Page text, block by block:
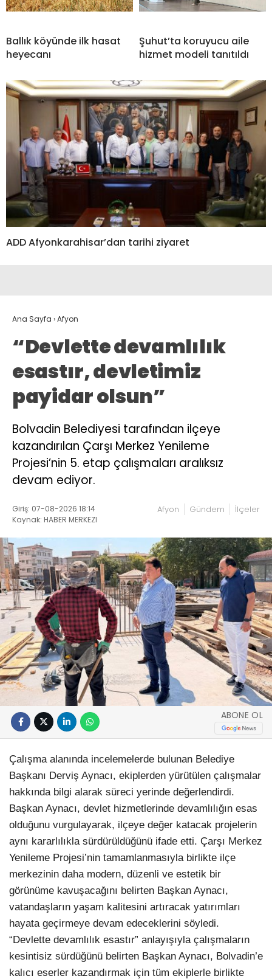
Ballık köyünde ilk hasat
heyecanı
Şuhut’ta koruyucu aile
hizmet modeli tanıtıldı
ADD Afyonkarahisar’dan tarihi ziyaret
Ana Sayfa ›Afyon
“Devlette devamlılık
esastır, devletimiz
payidar olsun”
Bolvadin Belediyesi tarafından ilçeye
kazandırılan Çarşı Merkez Yenileme
Projesi’nin 5. etap çalışmaları aralıksız
devam ediyor.
Giriş: 07-08-2026 18:14
Kaynak: HABER MERKEZI
Afyon Gündem İlçeler
ABONE OL
Çalışma alanında incelemelerde bulunan Belediye
Başkanı Derviş Aynacı, ekiplerden yürütülen çalışmalar
hakkında bilgi alarak süreci yerinde değerlendirdi.
Başkan Aynacı, devlet hizmetlerinde devamlılığın esas
olduğunu vurgulayarak, ilçeye değer katacak projelerin
aynı kararlılıkla sürdürüldüğünü ifade etti. Çarşı Merkez
Yenileme Projesi’nin tamamlanmasıyla birlikte ilçe
merkezinin daha modern, düzenli ve estetik bir
görünüme kavuşacağını belirten Başkan Aynacı,
vatandaşların yaşam kalitesini artıracak yatırımları
hayata geçirmeye devam edeceklerini söyledi.
“Devlette devamlılık esastır” anlayışıyla çalışmaların
kesintisiz sürdüğünü belirten Başkan Aynacı, Bolvadin’e
kalıcı eserler kazandırmak için tüm ekiplerle birlikte